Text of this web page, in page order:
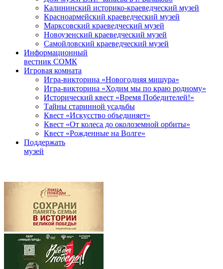
Калининский историко-краеведческий музей
Красноармейский краеведческий музей
Марксовский краеведческий музей
Новоузенский краеведческий музей
Самойловский краеведческий музей
Информационный
вестник СОМК
Игровая комната
Игра-викторина «Новогодняя мишура»
Игра-викторина «Ходим мы по краю родному»
Исторический квест «Время Победителей!»
Тайны старинной усадьбы
Квест «Искусство объединяет»
Квест «От колеса до околоземной орбиты»
Квест «Рожденные на Волге»
Поддержать
музей